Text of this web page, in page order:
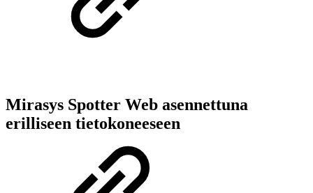
Mirasys Spotter Web asennettuna
erilliseen tietokoneeseen